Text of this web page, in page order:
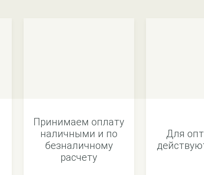
Принимаем оплату
наличными и по
безналичному
расчету
Для